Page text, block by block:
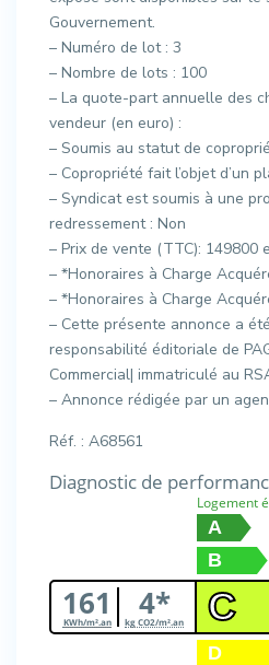
Gouvernement.
– Numéro de lot : 3
– Nombre de lots : 100
– La quote-part annuelle des
vendeur (en euro) :
– Soumis au statut de
– Copropriété fait l’objet d’un
– Syndicat est soumis à une
redressement : Non
– Prix de vente (TTC): 149800
– *Honoraires à Charge
– *Honoraires à Charge
– Cette présente annonce a
responsabilité éditoriale de
Commercial| immatriculé au
– Annonce rédigée par un
Réf. : A68561
Diagnostic de
161
KWh/m².an 4*
kg CO2/m².an
Logement
A
B
C
D